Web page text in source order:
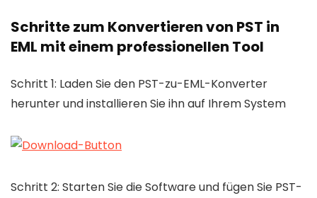
Schritte zum Konvertieren von PST in
EML mit einem professionellen Tool
Schritt 1: Laden Sie den PST-zu-EML-Konverter
herunter und installieren Sie ihn auf Ihrem System
Schritt 2: Starten Sie die Software und fügen Sie PST-